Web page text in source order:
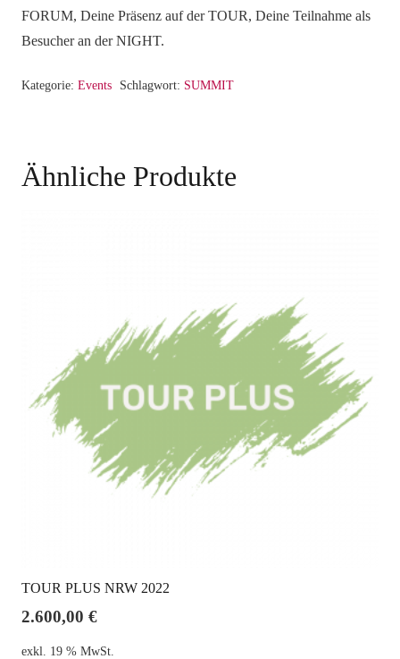
FORUM, Deine Präsenz auf der TOUR, Deine Teilnahme als
Besucher an der NIGHT.
Kategorie: Events Schlagwort: SUMMIT
Ähnliche Produkte
TOUR PLUS NRW 2022
2.600,00 €
exkl. 19 % MwSt.